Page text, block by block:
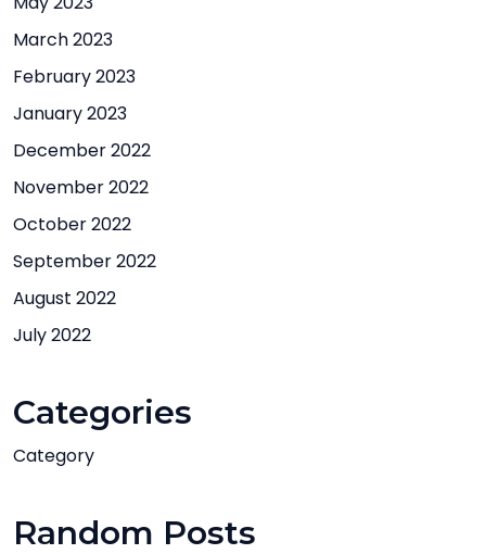
March 2023
February 2023
January 2023
December 2022
November 2022
October 2022
September 2022
August 2022
July 2022
Categories
Category
Random Posts